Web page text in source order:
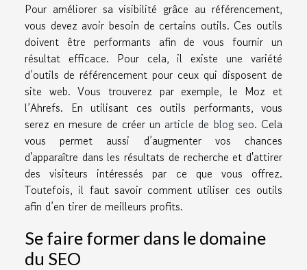
Pour améliorer sa visibilité grâce au référencement,
vous devez avoir besoin de certains outils. Ces outils
doivent être performants afin de vous fournir un
résultat efficace. Pour cela, il existe une variété
d’outils de référencement pour ceux qui disposent de
site web. Vous trouverez par exemple, le Moz et
l’Ahrefs. En utilisant ces outils performants, vous
serez en mesure de créer un article de blog seo. Cela
vous permet aussi d’augmenter vos chances
d'apparaître dans les résultats de recherche et d'attirer
des visiteurs intéressés par ce que vous offrez.
Toutefois, il faut savoir comment utiliser ces outils
afin d’en tirer de meilleurs profits.
Se faire former dans le domaine
du SEO